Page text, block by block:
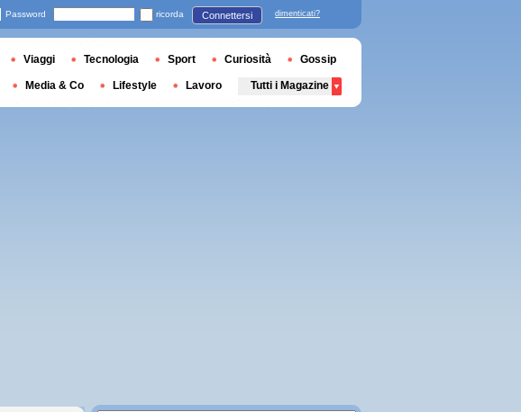
Password ricorda Connettersi dimenticati?
Viaggi Tecnologia Sport Curiosità Gossip
Media & Co Lifestyle Lavoro Tutti i Magazine